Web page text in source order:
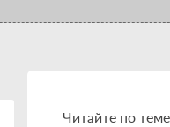
Читайте по теме